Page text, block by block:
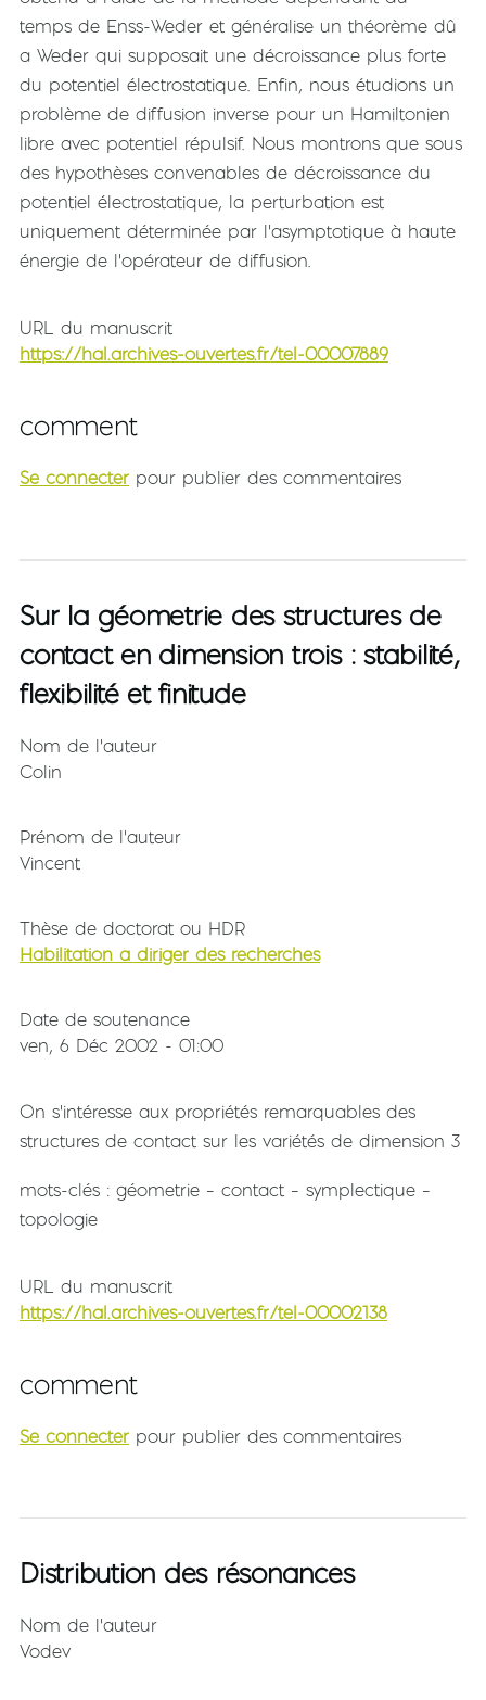
temps de Enss-Weder et généralise un théorème dû
a Weder qui supposait une décroissance plus forte
du potentiel électrostatique. Enfin, nous étudions un
problème de diffusion inverse pour un Hamiltonien
libre avec potentiel répulsif. Nous montrons que sous
des hypothèses convenables de décroissance du
potentiel électrostatique, la perturbation est
uniquement déterminée par l'asymptotique à haute
énergie de l'opérateur de diffusion.
URL du manuscrit
https://hal.archives-ouvertes.fr/tel-00007889
comment
Se connecter pour publier des commentaires
Sur la géometrie des structures de
contact en dimension trois : stabilité,
flexibilité et finitude
Nom de l'auteur
Colin
Prénom de l'auteur
Vincent
Thèse de doctorat ou HDR
Habilitation à diriger des recherches
Date de soutenance
ven, 6 Déc 2002 - 01:00
On s'intéresse aux propriétés remarquables des
structures de contact sur les variétés de dimension 3
mots-clés : géometrie – contact – symplectique –
topologie
URL du manuscrit
https://hal.archives-ouvertes.fr/tel-00002138
comment
Se connecter pour publier des commentaires
Distribution des résonances
Nom de l'auteur
Vodev